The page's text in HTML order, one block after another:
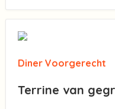
Diner Voorgerecht
Terrine van